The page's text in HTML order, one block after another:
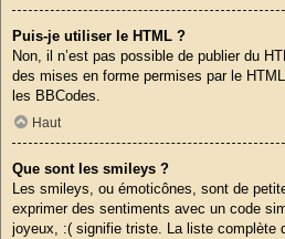
Puis-je utiliser le HTML ?
Non, il n’est pas possible de publier du
des mises en forme permises par le
les BBCodes.
Haut
Que sont les smileys ?
Les smileys, ou émoticônes, sont de
exprimer des sentiments avec un code
joyeux, :( signifie triste. La liste complète